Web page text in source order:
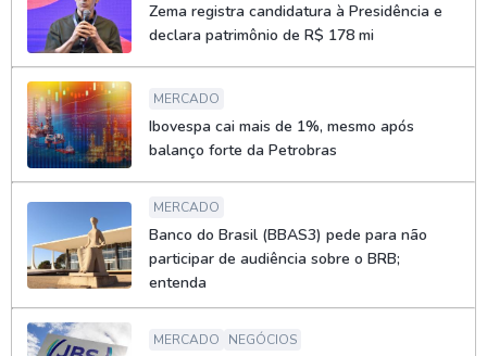
Zema registra candidatura à Presidência e
declara patrimônio de R$ 178 mi
MERCADO
Ibovespa cai mais de 1%, mesmo após
balanço forte da Petrobras
MERCADO
Banco do Brasil (BBAS3) pede para não
participar de audiência sobre o BRB;
entenda
MERCADO NEGÓCIOS